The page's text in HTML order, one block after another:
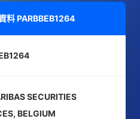
料PARBBEB1264
SECURITIES
BELGIUM